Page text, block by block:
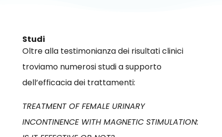
Studi
Oltre alla testimonianza dei risultati clinici
troviamo numerosi studi a supporto
dell’efficacia dei trattamenti:
TREATMENT OF FEMALE URINARY
INCONTINENCE WITH MAGNETIC STIMULATION: